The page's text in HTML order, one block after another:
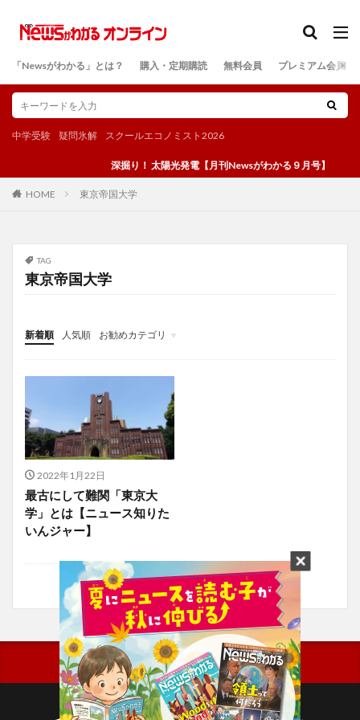
「Newsがわかる」とは？ 購入・定期購読 無料会員 プレミアム会員
中学受験 疑問氷解 スクールエコノミスト2026
深掘り！ 太陽光発電【月刊Newsがわかる９月号】
HOME 東京帝国大学
TAG
東京帝国大学
新着順 人気順
お勧めカテゴリ
投稿
学び
マンガ
電子書籍
2022年1月22日
最古にして難関「東京大
学」とは【ニュース知りた
いんジャー】
検索